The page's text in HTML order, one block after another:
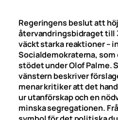
Regeringens beslut att
återvandringsbidraget till
väckt starka reaktioner –
Socialdemokraterna, som
stödet under Olof Palme.
vänstern beskriver
menar kritiker att det
ur utanförskap och en
minska segregationen.